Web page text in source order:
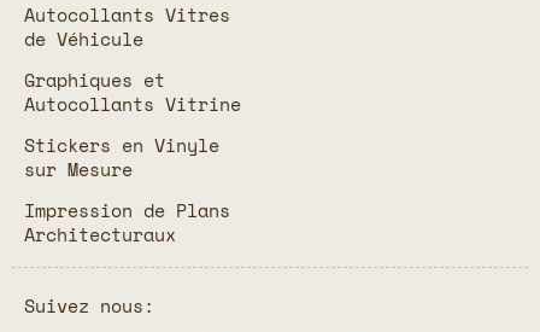
Autocollants Vitres
de Véhicule
Graphiques et
Autocollants Vitrine
Stickers en Vinyle
sur Mesure
Impression de Plans
Architecturaux
Suivez nous: